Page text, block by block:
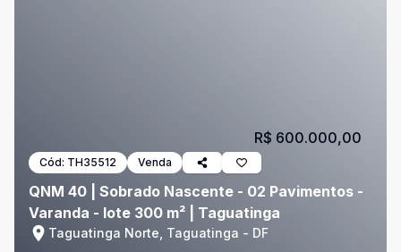
Cód: TH35512 Venda
QNM 40 | Sobrado Nascente - 02 Pavimentos -
Varanda - lote 300 m² | Taguatinga
Taguatinga Norte, Taguatinga - DF
R$ 600.000,00